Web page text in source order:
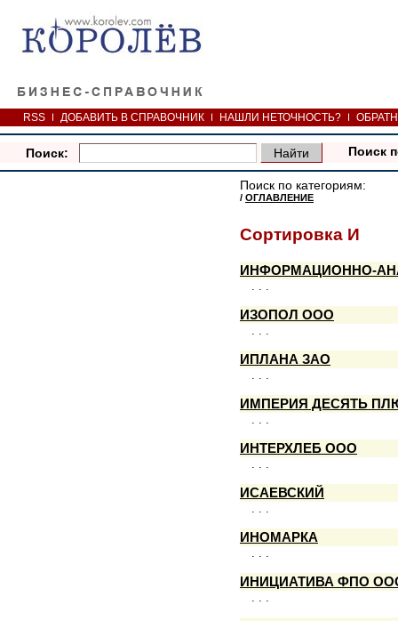
RSS ДОБАВИТЬ В СПРАВОЧНИК НАШЛИ НЕТОЧНОСТЬ?
Поиск: Поиск
Поиск по категориям:
/ ОГЛАВЛЕНИЕ
Сортировка И
ИНФОРМАЦИОННО-
. . .
ИЗОПОЛ ООО
. . .
ИПЛАНА ЗАО
. . .
ИМПЕРИЯ ДЕСЯТЬ
. . .
ИНТЕРХЛЕБ ООО
. . .
ИСАЕВСКИЙ
. . .
ИНОМАРКА
. . .
ИНИЦИАТИВА ФПО
. . .